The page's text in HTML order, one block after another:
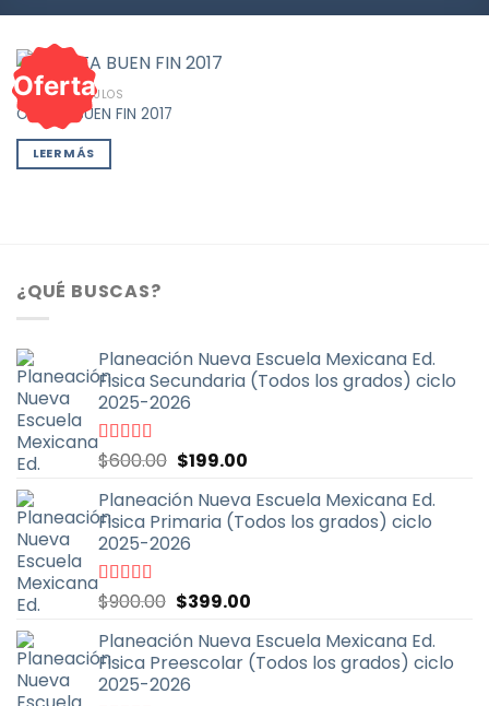
Oferta
OTROS ARTÍCULOS
OFERTA BUEN FIN 2017
LEER MÁS
¿QUÉ BUSCAS?
Planeación Nueva Escuela Mexicana Ed.
Fisica Secundaria (Todos los grados) ciclo
2025-2026
Valorado
con
5
$600.00 El
original
era:
$600.00.
$199.00El
actual
es:
Planeación Nueva Escuela Mexicana Ed.
Fisica Primaria (Todos los grados) ciclo
2025-2026
Valorado
con
5
$900.00 El
original
era:
$900.00.
$399.00El
actual
es:
Planeación Nueva Escuela Mexicana Ed.
Fisica Preescolar (Todos los grados) ciclo
2025-2026